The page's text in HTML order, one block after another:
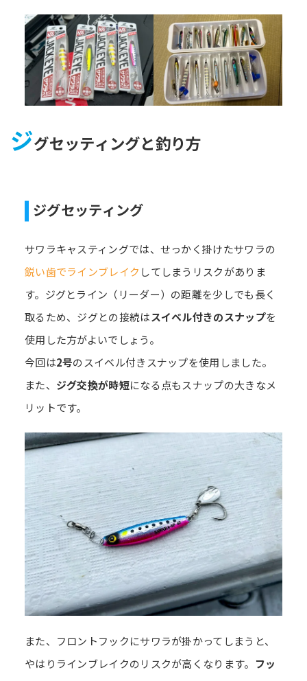
ジグセッティングと釣り方
ジグセッティング
サワラキャスティングでは、せっかく掛けたサワラの
鋭い歯でラインブレイク してしまうリスクがありま
す。ジグとライン（リーダー）の距離を少しでも長く
取るため、ジグとの接続はスイベル付きのスナップを
使用した方がよいでしょう。
今回は2号のスイベル付きスナップを使用しました。
また、 ジグ交換が時短になる点もスナップの大きなメ
リットです。
また、フロントフックにサワラが掛かってしまうと、
やはりラインブレイクのリスクが高くなります。 フッ